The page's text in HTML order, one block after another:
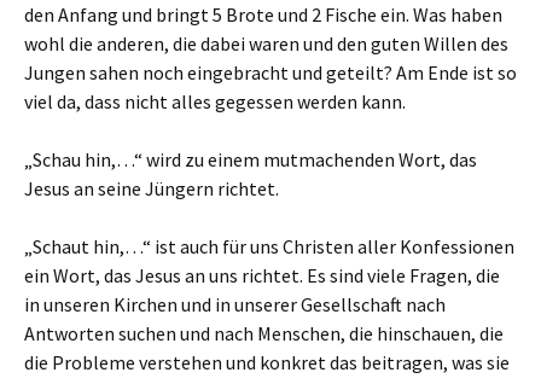
den Anfang und bringt 5 Brote und 2 Fische ein. Was haben
wohl die anderen, die dabei waren und den guten Willen des
Jungen sahen noch eingebracht und geteilt? Am Ende ist so
viel da, dass nicht alles gegessen werden kann.
„Schau hin,…“ wird zu einem mutmachenden Wort, das
Jesus an seine Jüngern richtet.
„Schaut hin,…“ ist auch für uns Christen aller Konfessionen
ein Wort, das Jesus an uns richtet. Es sind viele Fragen, die
in unseren Kirchen und in unserer Gesellschaft nach
Antworten suchen und nach Menschen, die hinschauen, die
die Probleme verstehen und konkret das beitragen, was sie